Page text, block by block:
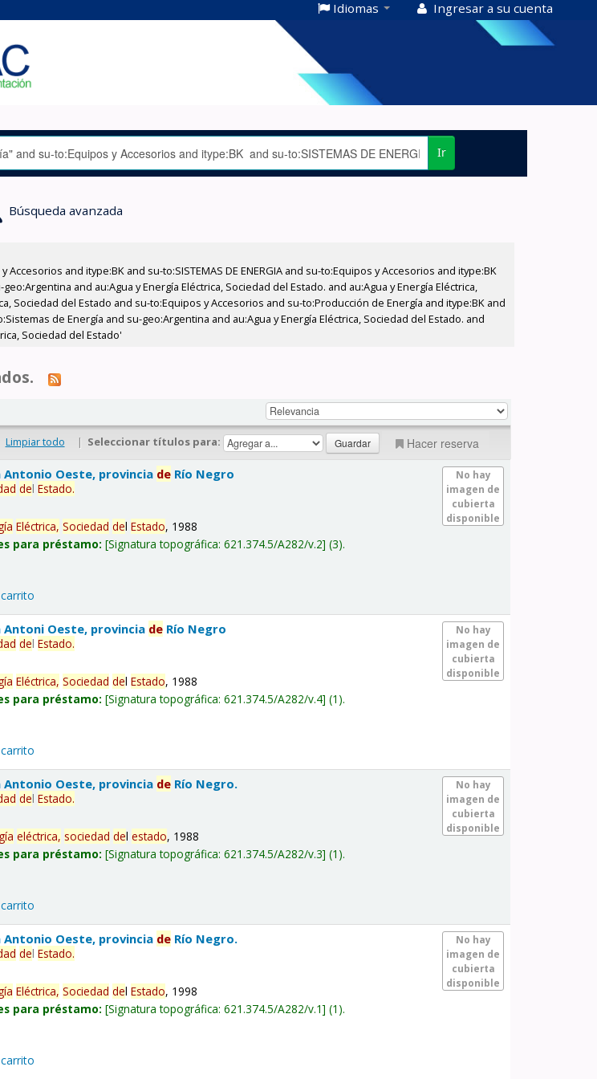
Idiomas Ingresar a su cuenta
Ir
Búsqueda avanzada
and itype:BK and su-to:SISTEMAS DE ENERGIA and su-to:Equipos y Accesorios and itype:BK
and au:Agua y Energía Eléctrica, Sociedad del Estado. and au:Agua y Energía Eléctrica,
Sociedad del Estado and su-to:Equipos y Accesorios and su-to:Producción de Energía and itype:BK and
de Energía and su-geo:Argentina and au:Agua y Energía Eléctrica, Sociedad del Estado. and
Sociedad del Estado'
Limpiar todo | Seleccionar títulos para: Hacer reserva
No hay
imagen de
cubierta
disponible
Oeste, provincia de Río Negro
delEstado.
Eléctrica, Sociedad delEstado, 1988
para préstamo: Signatura topográfica:621.374.5/A282/v.2 (3).
No hay
imagen de
cubierta
disponible
Oeste, provincia de Río Negro
delEstado.
Eléctrica, Sociedad delEstado, 1988
para préstamo: Signatura topográfica:621.374.5/A282/v.4 (1).
No hay
imagen de
cubierta
disponible
Oeste, provincia de Río Negro.
delEstado.
eléctrica, sociedad delestado, 1988
para préstamo: Signatura topográfica:621.374.5/A282/v.3 (1).
No hay
imagen de
cubierta
disponible
Oeste, provincia de Río Negro.
delEstado.
Eléctrica, Sociedad delEstado, 1998
para préstamo: Signatura topográfica:621.374.5/A282/v.1 (1).